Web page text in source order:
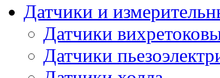
Датчики и
Датчики
Датчики